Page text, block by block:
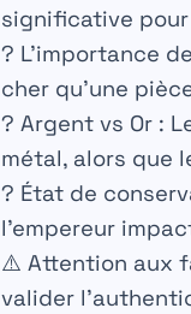
significative
? L’importance
cher qu’une
? Argent vs Or :
métal, alors que
? État de
l’empereur
⚠️ Attention aux
valider